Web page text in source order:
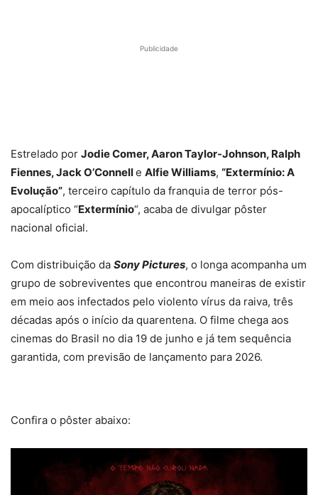
Publicidade
Estrelado por Jodie Comer, Aaron Taylor-Johnson, Ralph
Fiennes, Jack O’Connelle Alfie Williams, “Extermínio: A
Evolução”, terceiro capítulo da franquia de terror pós-
apocalíptico “Extermínio“, acaba de divulgar pôster
nacional oficial.
Com distribuição da Sony Pictures, o longa acompanha um
grupo de sobreviventes que encontrou maneiras de existir
em meio aos infectados pelo violento vírus da raiva, três
décadas após o início da quarentena. O filme chega aos
cinemas do Brasil no dia 19 de junho e já tem sequência
garantida, com previsão de lançamento para 2026.
Confira o pôster abaixo: